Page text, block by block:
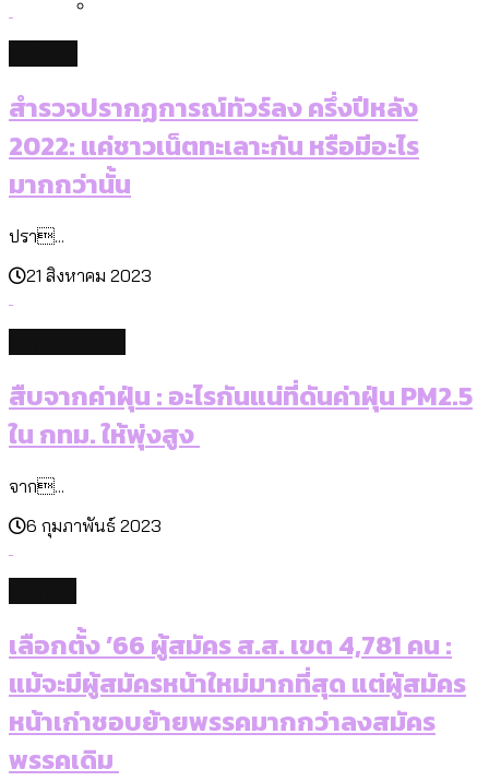
[ข้อมูลดิบ]
สำรวจปรากฏการณ์ทัวร์ลง ครึ่งปีหลัง
2022: แค่ชาวเน็ตทะเลาะกัน หรือมีอะไร
มากกว่านั้น
ปรา...
21 สิงหาคม 2023
สืบจากค่าฝุ่น : อะไรกันแน่ที่ดันค่าฝุ่น PM2.5
ใน กทม. ให้พุ่งสูง
จาก...
6 กุมภาพันธ์ 2023
เลือกตั้ง ’66 ผู้สมัคร ส.ส. เขต 4,781 คน :
แม้จะมีผู้สมัครหน้าใหม่มากที่สุด แต่ผู้สมัคร
หน้าเก่าชอบย้ายพรรคมากกว่าลงสมัคร
พรรคเดิม